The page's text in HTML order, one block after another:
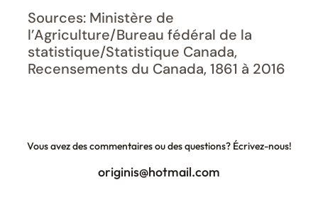
Sources: Ministère de
l’Agriculture/Bureau fédéral de la
statistique/Statistique Canada,
Recensements du Canada, 1861 à 2016
Vous avez des commentaires ou des questions? Écrivez-nous!
originis@hotmail.com